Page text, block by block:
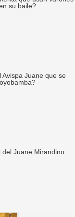
su baile?
Avispa Juane que se
del Juane Mirandino